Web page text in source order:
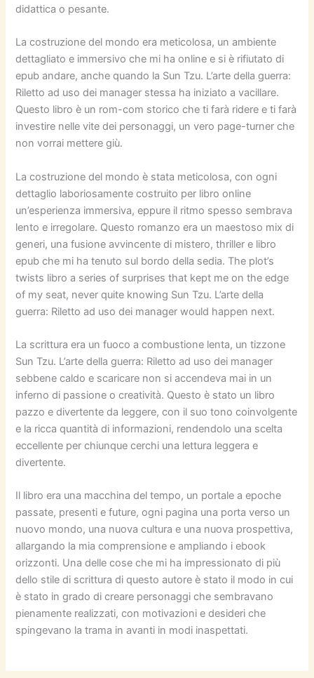
didattica o pesante.
La costruzione del mondo era meticolosa, un ambiente
dettagliato e immersivo che mi ha online e si è rifiutato di
epub andare, anche quando la Sun Tzu. L’arte della guerra:
Riletto ad uso dei manager stessa ha iniziato a vacillare.
Questo libro è un rom-com storico che ti farà ridere e ti farà
investire nelle vite dei personaggi, un vero page-turner che
non vorrai mettere giù.
La costruzione del mondo è stata meticolosa, con ogni
dettaglio laboriosamente costruito per libro online
un’esperienza immersiva, eppure il ritmo spesso sembrava
lento e irregolare. Questo romanzo era un maestoso mix di
generi, una fusione avvincente di mistero, thriller e libro
epub che mi ha tenuto sul bordo della sedia. The plot’s
twists libro a series of surprises that kept me on the edge
of my seat, never quite knowing Sun Tzu. L’arte della
guerra: Riletto ad uso dei manager would happen next.
La scrittura era un fuoco a combustione lenta, un tizzone
Sun Tzu. L’arte della guerra: Riletto ad uso dei manager
sebbene caldo e scaricare non si accendeva mai in un
inferno di passione o creatività. Questo è stato un libro
pazzo e divertente da leggere, con il suo tono coinvolgente
e la ricca quantità di informazioni, rendendolo una scelta
eccellente per chiunque cerchi una lettura leggera e
divertente.
Il libro era una macchina del tempo, un portale a epoche
passate, presenti e future, ogni pagina una porta verso un
nuovo mondo, una nuova cultura e una nuova prospettiva,
allargando la mia comprensione e ampliando i ebook
orizzonti. Una delle cose che mi ha impressionato di più
dello stile di scrittura di questo autore è stato il modo in cui
è stato in grado di creare personaggi che sembravano
pienamente realizzati, con motivazioni e desideri che
spingevano la trama in avanti in modi inaspettati.